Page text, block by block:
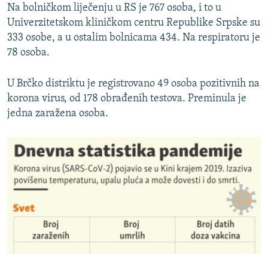
Na bolničkom liječenju u RS je 767 osoba, i to u
Univerzitetskom kliničkom centru Republike Srpske su
333 osobe, a u ostalim bolnicama 434. Na respiratoru je
78 osoba.
U Brčko distriktu je registrovano 49 osoba pozitivnih na
korona virus, od 178 obrađenih testova. Preminula je
jedna zaražena osoba.